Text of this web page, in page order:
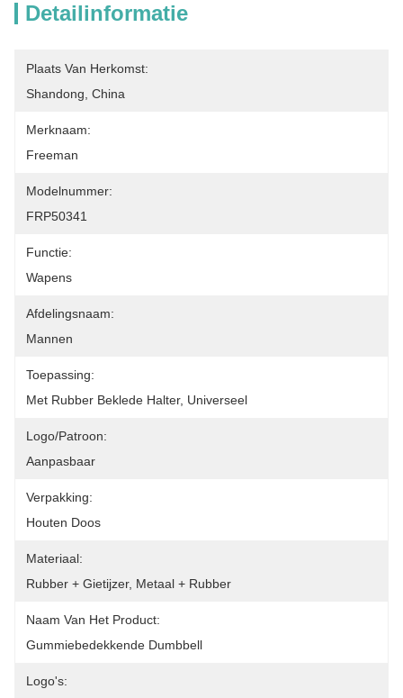
Detailinformatie
Plaats Van Herkomst:
Shandong, China
Merknaam:
Freeman
Modelnummer:
FRP50341
Functie:
Wapens
Afdelingsnaam:
Mannen
Toepassing:
Met Rubber Beklede Halter, Universeel
Logo/patroon:
Aanpasbaar
Verpakking:
Houten Doos
Materiaal:
Rubber + Gietijzer, Metaal + Rubber
Naam Van Het Product:
Gummiebedekkende Dumbbell
Logo's: